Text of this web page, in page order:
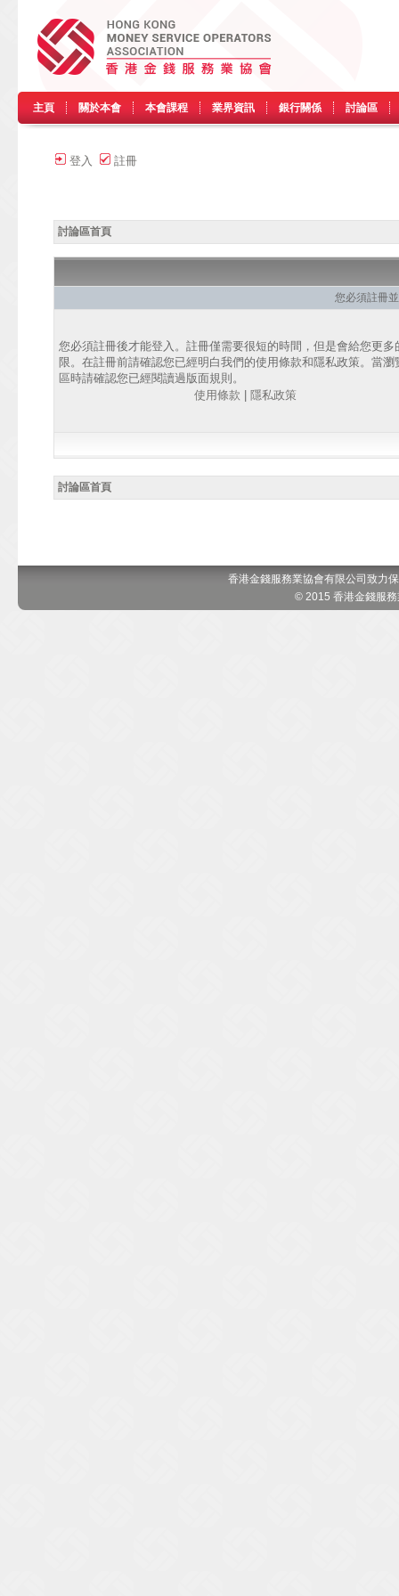
主頁 關於本會 本會課程 業界資訊 銀行關係 討論區
登入 註冊
討論區首頁
您必須註冊
您必須註冊後才能登入。註冊僅需要很短的時間，但是會給您更多
限。在註冊前請確認您已經明白我們的使用條款和隱私政策。當瀏
區時請確認您已經閱讀過版面規則。
使用條款
隱私政策
討論區首頁
香港金錢服務業協會有限公司致力
© 2015 香港金錢服